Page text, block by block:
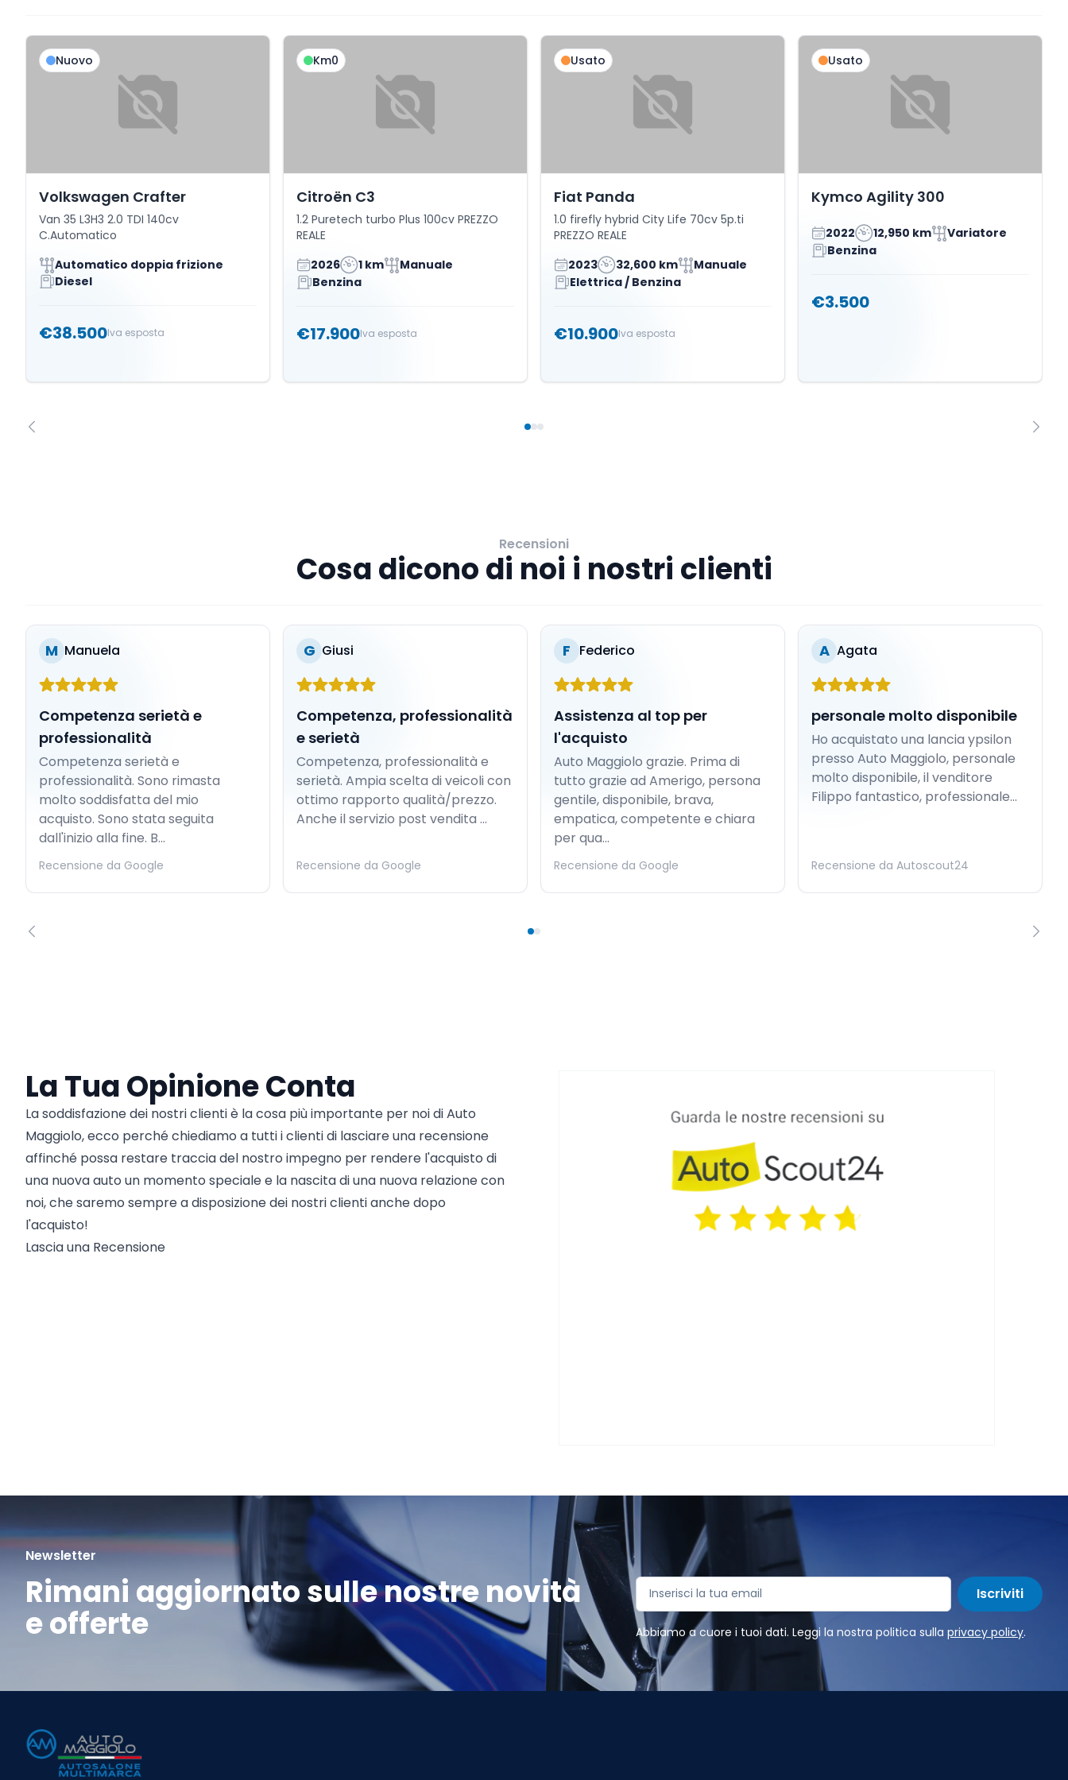
Nuovo
Volkswagen Crafter
Van 35 L3H3 2.0 TDI 140cv
C.Automatico
Automatico doppia frizione
Diesel
€38.500Iva esposta
Km0
Citroën C3
1.2 Puretech turbo Plus 100cv PREZZO
REALE
2026
1 km
Manuale
Benzina
€17.900Iva esposta
Usato
Fiat Panda
1.0 firefly hybrid City Life 70cv 5p.ti
PREZZO REALE
2023
32,600 km
Manuale
Elettrica / Benzina
€10.900Iva esposta
Usato
Kymco Agility 300
2022 12,950 km
Variatore
Benzina
€3.500
Recensioni
Cosa dicono di noi i nostri clienti
M Manuela
Competenza serietà e
professionalità
Competenza serietà e
professionalità. Sono rimasta
molto soddisfatta del mio
acquisto. Sono stata seguita
dall'inizio alla fine. B...
Recensione da Google
G Giusi
Competenza, professionalità
e serietà
Competenza, professionalità e
serietà. Ampia scelta di veicoli con
ottimo rapporto qualità/prezzo.
Anche il servizio post vendita ...
Recensione da Google
F Federico
Assistenza al top per
l'acquisto
Auto Maggiolo grazie. Prima di
tutto grazie ad Amerigo, persona
gentile, disponibile, brava,
empatica, competente e chiara
per qua...
Recensione da Google
A Agata
personale molto disponibile
Ho acquistato una lancia ypsilon
presso Auto Maggiolo, personale
molto disponibile, il venditore
Filippo fantastico, professionale...
Recensione da Autoscout24
La Tua Opinione Conta
La soddisfazione dei nostri clienti è la cosa più importante per noi di Auto
Maggiolo, ecco perché chiediamo a tutti i clienti di lasciare una recensione
affinché possa restare traccia del nostro impegno per rendere l'acquisto di
una nuova auto un momento speciale e la nascita di una nuova relazione con
noi, che saremo sempre a disposizione dei nostri clienti anche dopo
l'acquisto!
Lascia una Recensione
Newsletter
Rimani aggiornato sulle nostre novità
e offerte
Iscriviti
Abbiamo a cuore i tuoi dati. Leggi la nostra politica sulla privacy policy.